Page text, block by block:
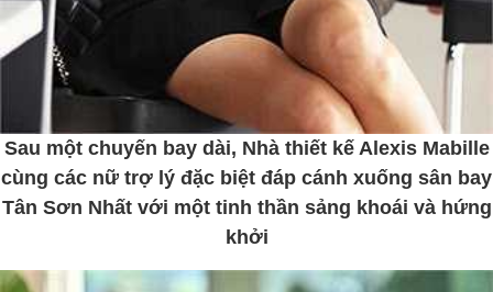
Sau một chuyến bay dài, Nhà thiết kế Alexis Mabille
cùng các nữ trợ lý đặc biệt đáp cánh xuống sân bay
Tân Sơn Nhất với một tinh thần sảng khoái và hứng
khởi